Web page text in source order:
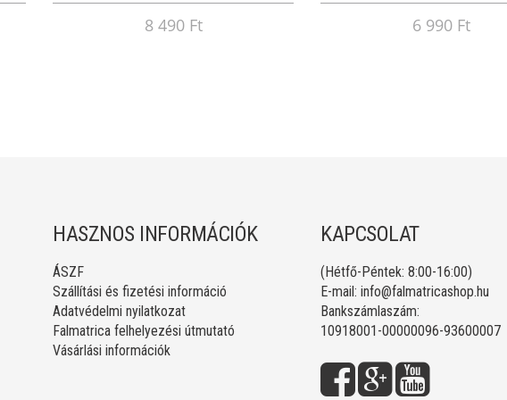
8 490 Ft 6 990 Ft
HASZNOS INFORMÁCIÓK
ÁSZF
Szállítási és fizetési információ
Adatvédelmi nyilatkozat
Falmatrica felhelyezési útmutató
Vásárlási információk
KAPCSOLAT
(Hétfő-Péntek: 8:00-16:00)
E-mail: info@falmatricashop.hu
Bankszámlaszám:
10918001-00000096-93600007